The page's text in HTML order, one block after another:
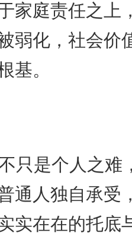
家庭责任之上
弱化，社会价
基。
只是个人之难
通人独自承受
实在在的托底